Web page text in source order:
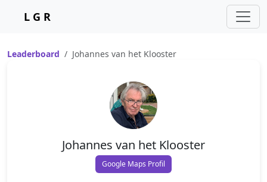
L G R
Leaderboard Johannes van het Klooster
Johannes van het Klooster
Google Maps Profil